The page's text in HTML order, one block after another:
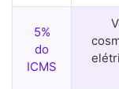
5%
do
ICMS